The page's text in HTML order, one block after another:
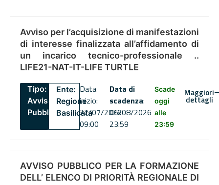
Avviso per l’acquisizione di manifestazioni
di interesse finalizzata all’affidamento di
un incarico tecnico-professionale ..
LIFE21-NAT-IT-LIFE TURTLE
Tipo:
Avviso
Pubblico
Ente:
Regione
Basilicata
Data
inizio:
22/07/2026
09:00
Data di
scadenza:
06/08/2026
23:59
Scade
oggi
alle
23:59
Maggiori
dettagli
AVVISO PUBBLICO PER LA FORMAZIONE
DELL’ ELENCO DI PRIORITÀ REGIONALE DI